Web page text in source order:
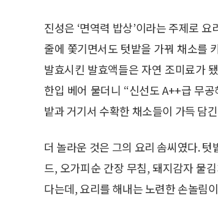
진성은 ‘면역력 밥상’이라는 주제로
줄에 쫓기면서도 텃밭을 가꿔 채소를
발효시킨 발효액들은 자연 조미료가
한입 베어 물더니 “신선도 A++급 무
밭과 거기서 수확한 채소들이 가득 담
더 놀라운 것은 그의 요리 솜씨였다.
드, 오가피순 간장 무침, 돼지감자 물
다는데, 요리를 해내는 노련한 손놀림